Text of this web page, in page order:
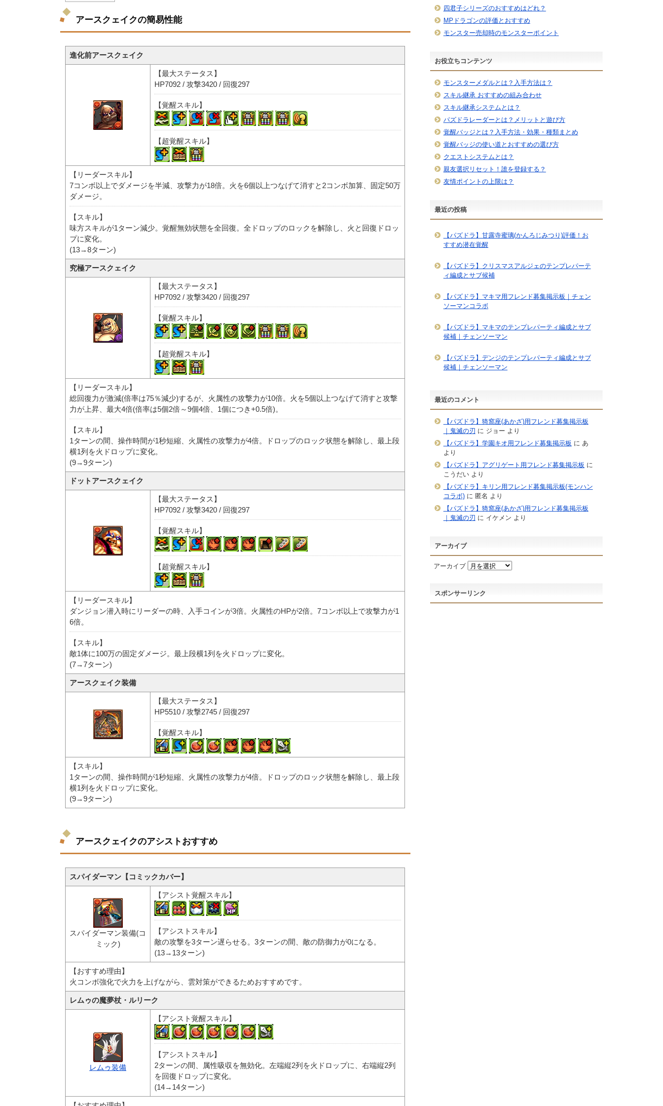
アースクェイクの簡易性能
進化前アースクェイク
【最大ステータス】
HP7092 / 攻撃3420 / 回復297
【覚醒スキル】
【超覚醒スキル】
【リーダースキル】
7コンボ以上でダメージを半減、攻撃力が18倍。火を6個以上つなげて消すと2コンボ加算、固定50万
ダメージ。
【スキル】
味方スキルが1ターン減少。覚醒無効状態を全回復。全ドロップのロックを解除し、火と回復ドロッ
プに変化。
(13→8ターン)
究極アースクェイク
【最大ステータス】
HP7092 / 攻撃3420 / 回復297
【覚醒スキル】
【超覚醒スキル】
【リーダースキル】
総回復力が激減(倍率は75％減少)するが、火属性の攻撃力が10倍。火を5個以上つなげて消すと攻撃
力が上昇、最大4倍(倍率は5個2倍～9個4倍、1個につき+0.5倍)。
【スキル】
1ターンの間、操作時間が1秒短縮、火属性の攻撃力が4倍。ドロップのロック状態を解除し、最上段
横1列を火ドロップに変化。
(9→9ターン)
ドットアースクェイク
【最大ステータス】
HP7092 / 攻撃3420 / 回復297
【覚醒スキル】
【超覚醒スキル】
【リーダースキル】
ダンジョン潜入時にリーダーの時、入手コインが3倍。火属性のHPが2倍。7コンボ以上で攻撃力が1
6倍。
【スキル】
敵1体に100万の固定ダメージ。最上段横1列を火ドロップに変化。
(7→7ターン)
アースクェイク装備
【最大ステータス】
HP5510 / 攻撃2745 / 回復297
【覚醒スキル】
【スキル】
1ターンの間、操作時間が1秒短縮、火属性の攻撃力が4倍。ドロップのロック状態を解除し、最上段
横1列を火ドロップに変化。
(9→9ターン)
アースクェイクのアシストおすすめ
スパイダーマン【コミックカバー】
スパイダーマン装備(コ
ミック)
【アシスト覚醒スキル】
【アシストスキル】
敵の攻撃を3ターン遅らせる。3ターンの間、敵の防御力が0になる。
(13→13ターン)
【おすすめ理由】
火コンボ強化で火力を上げながら、雲対策ができるためおすすめです。
レムゥの魔夢杖・ルリーク
レムゥ装備
【アシスト覚醒スキル】
【アシストスキル】
2ターンの間、属性吸収を無効化。左端縦2列を火ドロップに、右端縦2列
を回復ドロップに変化。
(14→14ターン)
四君子シリーズのおすすめはどれ？
MPドラゴンの評価とおすすめ
モンスター売却時のモンスターポイント
お役立ちコンテンツ
モンスターメダルとは？入手方法は？
スキル継承 おすすめの組み合わせ
スキル継承システムとは？
パズドラレーダーとは？メリットと遊び方
覚醒バッジとは？入手方法・効果・種類まとめ
覚醒バッジの使い道とおすすめの選び方
クエストシステムとは？
親友選択リセット！誰を登録する？
友情ポイントの上限は？
最近の投稿
【パズドラ】甘露寺蜜璃(かんろじみつり)評価！お
すすめ潜在覚醒
【パズドラ】クリスマスアルジェのテンプレパーテ
ィ編成とサブ候補
【パズドラ】マキマ用フレンド募集掲示板｜チェン
ソーマンコラボ
【パズドラ】マキマのテンプレパーティ編成とサブ
候補｜チェンソーマン
【パズドラ】デンジのテンプレパーティ編成とサブ
候補｜チェンソーマン
最近のコメント
【パズドラ】猗窩座(あかざ)用フレンド募集掲示板
｜鬼滅の刃 に ジョー より
【パズドラ】学園キオ用フレンド募集掲示板 に あ
より
【パズドラ】アグリゲート用フレンド募集掲示板 に
こうだいより
【パズドラ】キリン用フレンド募集掲示板(モンハン
コラボ)に 匿名 より
【パズドラ】猗窩座(あかざ)用フレンド募集掲示板
｜鬼滅の刃 に イケメン より
アーカイブ
アーカイブ
スポンサーリンク